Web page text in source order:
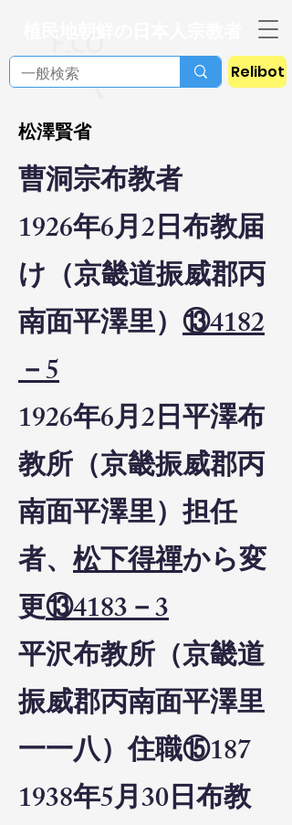
Relibot
松澤賢省
曹洞宗布教者
1926年6月2日布教届
け（京畿道振威郡丙
南面平澤里） ⑬4182
－5
1926年6月2日平澤布
教所（京畿振威郡丙
南面平澤里）担任
者、 松下得禪から変
更⑬4183－3
平沢布教所（京畿道
振威郡丙南面平澤里
一一八）住職⑮187
1938年5月30日布教